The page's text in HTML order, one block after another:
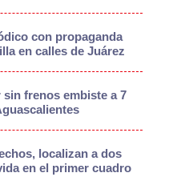
con propaganda
en calles de Juárez
sin frenos embiste a 7
localizan a dos
en el primer cuadro